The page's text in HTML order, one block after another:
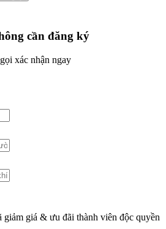
cần đăng ký
xác nhận ngay
giảm giá & ưu đãi thành viên độc quyền